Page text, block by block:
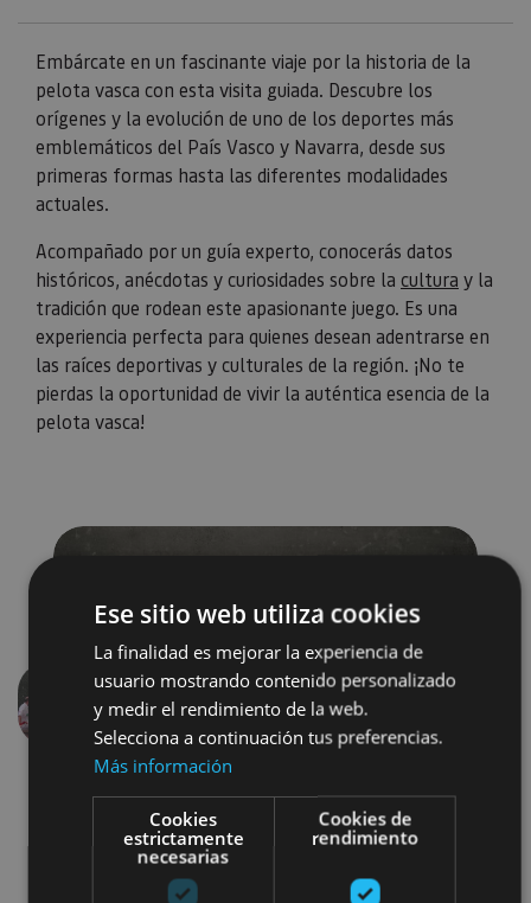
Embárcate en un fascinante viaje por la historia de la
pelota vasca con esta visita guiada. Descubre los
orígenes y la evolución de uno de los deportes más
emblemáticos del País Vasco y Navarra, desde sus
primeras formas hasta las diferentes modalidades
actuales.
Acompañado por un guía experto, conocerás datos
históricos, anécdotas y curiosidades sobre la cultura y la
tradición que rodean este apasionante juego. Es una
experiencia perfecta para quienes desean adentrarse en
las raíces deportivas y culturales de la región. ¡No te
pierdas la oportunidad de vivir la auténtica esencia de la
pelota vasca!
Anterior
Ese sitio web utiliza cookies
La finalidad es mejorar la experiencia de
usuario mostrando contenido personalizado
y medir el rendimiento de la web.
Selecciona a continuación tus preferencias.
Más información
Cookies
estrictamente
necesarias
Cookies de
rendimiento